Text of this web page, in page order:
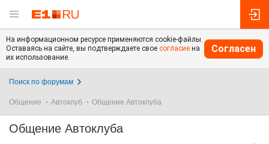
На информационном ресурсе применяются cookie-файлы.
Оставаясь на сайте, вы подтверждаете свое согласие на
их использование.
Согласен
Поиск по форумам
Общение Автоклуб Общение Автоклуба
Общение Автоклуба